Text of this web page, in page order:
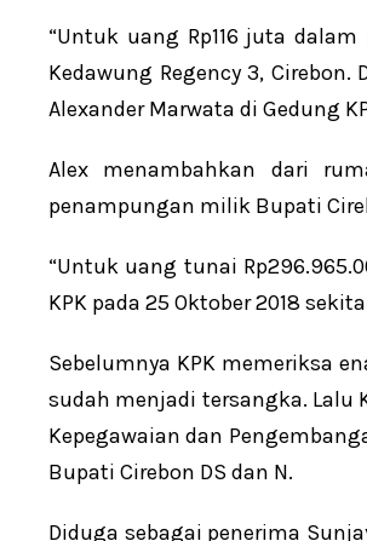
“Untuk uang Rp116 juta
Kedawung Regency 3,
Alexander Marwata di Gedung
Alex menambahkan dari
penampungan milik Bupati
“Untuk uang tunai
KPK pada 25 Oktober 2018
Sebelumnya KPK memeriksa
sudah menjadi tersangka. Lalu
Kepegawaian dan
Bupati Cirebon DS dan N.
Diduga sebagai penerima